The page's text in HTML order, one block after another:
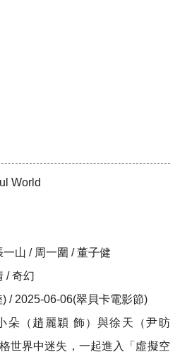
World
一山 / 周一圍 / 董子健
/ 奇幻
) / 2025-06-06(翠貝卡電影節)
朵（趙麗穎 飾）與徐天（尹昉
世界中迷失，一起進入「虛擬空